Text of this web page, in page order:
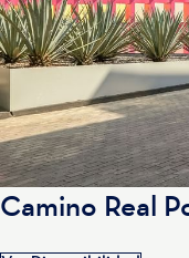
Camino Real